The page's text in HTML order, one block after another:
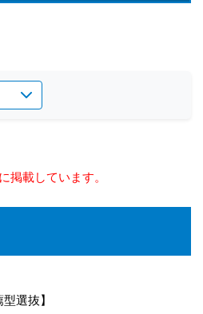
掲載しています。
選抜】